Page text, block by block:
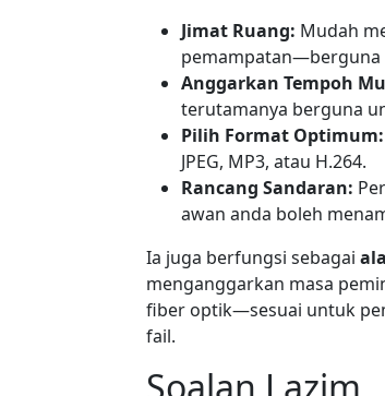
Jimat Ruang: Mudah
pemampatan—berguna
Anggarkan Tempoh
terutamanya berguna
Pilih Format Optimum:
JPEG, MP3, atau H.264.
Rancang Sandaran:
awan anda boleh
Ia juga berfungsi sebagai
menganggarkan masa
fiber optik—sesuai untuk
fail.